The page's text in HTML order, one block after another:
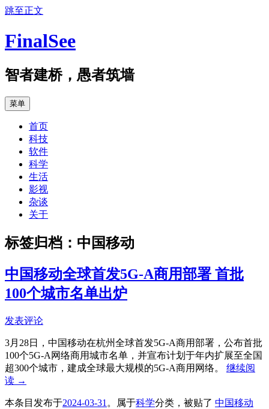
跳至正文
FinalSee
智者建桥，愚者筑墙
菜单
首页
科技
软件
科学
生活
影视
杂谈
关于
标签归档： 中国移动
中国移动全球首发5G-A商用部署 首批
100个城市名单出炉
发表评论
3月28日，中国移动在杭州全球首发5G-A商用部署，公布首批
100个5G-A网络商用城市名单，并宣布计划于年内扩展至全国
超300个城市，建成全球最大规模的5G-A商用网络。 继续阅
读 →
本条目发布于2024-03-31 。属于科学分类，被贴了 中国移动